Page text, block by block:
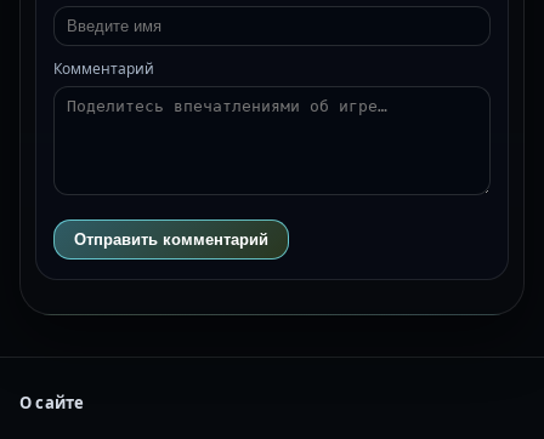
Комментарий
Отправить комментарий
О сайте